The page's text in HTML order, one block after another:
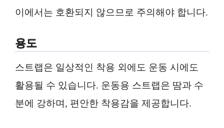
이에서는 호환되지 않으므로 주의해야 합니다.
용도
스트랩은 일상적인 착용 외에도 운동 시에도
활용될 수 있습니다. 운동용 스트랩은 땀과 수
분에 강하며, 편안한 착용감을 제공합니다.